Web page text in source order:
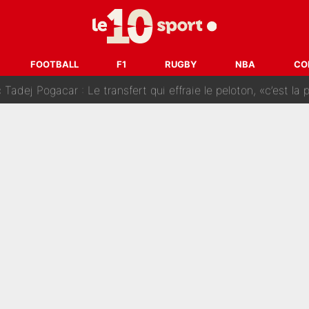
FOOTBALL F1 RUGBY NBA
: Les coulisses de la décision de Lucas Chevalier pour
sur CNews, un ancien journaliste de France Télévisions relance la
Tadej Pogacar : Le transfert qui effraie le peloton, «c’est la